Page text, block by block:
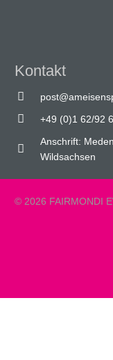
Kontakt
+49 (0)1 62/92
Anschrift:
Wildsachsen
© 2026 FAIRMONDI